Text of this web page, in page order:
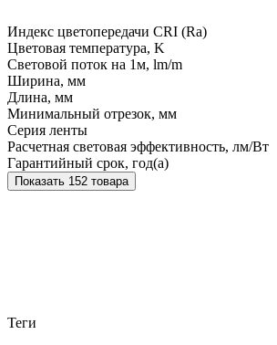
Индекс цветопередачи CRI (Ra)
Цветовая температура, K
Световой поток на 1м, lm/m
Ширина, мм
Длина, мм
Минимальный отрезок, мм
Серия ленты
Расчетная световая эффективность, лм/Вт
Гарантийный срок, год(а)
Показать 152 товара
Теги